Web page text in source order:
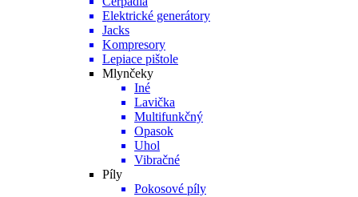
Elektrické generátory
Jacks
Kompresory
Lepiace pištole
Mlynčeky
Iné
Lavička
Multifunkčný
Opasok
Uhol
Vibračné
Píly
Pokosové píly